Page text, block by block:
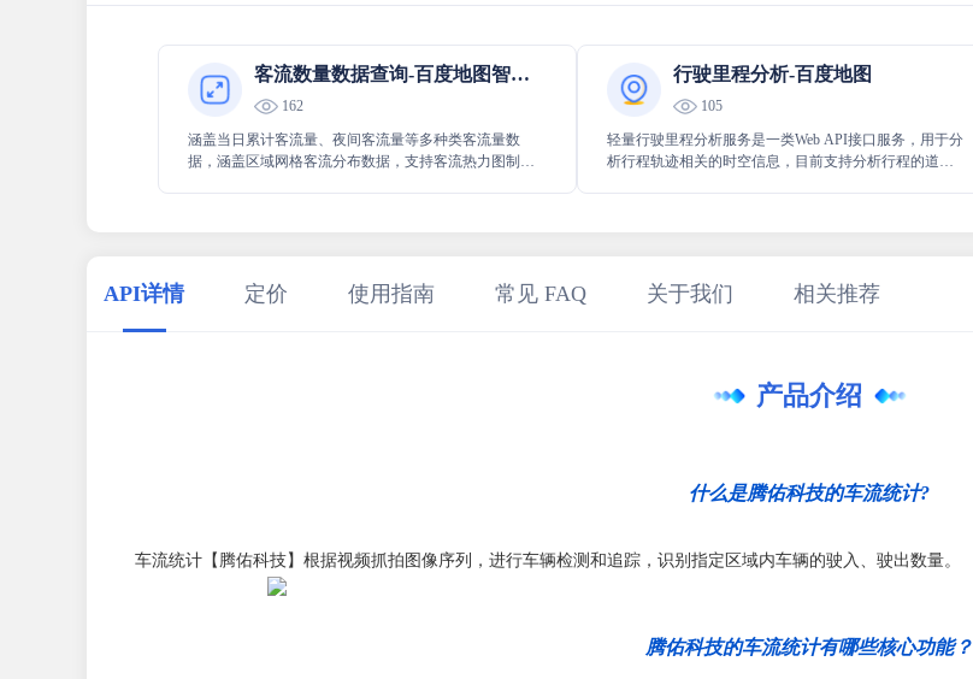
客流数量数据查询-百度地图智慧交通
162
涵盖当日累计客流量、夜间客流量等多种类客流量数
据，涵盖区域网格客流分布数据，支持客流热力图制
行驶里程分析-百度地图
105
轻量行驶里程分析服务是一类Web API接口服务，用于分
析行程轨迹相关的时空信息，目前支持分析行程的道路
API详情 定价 使用指南 常见 FAQ 关于我们 相关推荐
产品介绍
什么是腾佑科技的车流统计?
车流统计【腾佑科技】根据视频抓拍图像序列，进行车辆检测和追踪，识别指定区域内车辆的驶入、驶出数量。
腾佑科技的车流统计有哪些核心功能？